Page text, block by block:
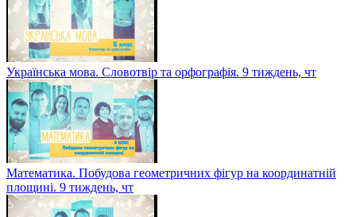
Українська мова. Словотвір та орфографія. 9 тиждень, чт
Математика. Побудова геометричних фігур на координатній
площині. 9 тиждень, чт